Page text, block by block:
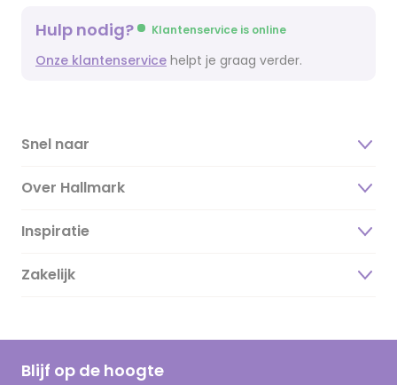
Hulp nodig? Klantenservice is online
Onze klantenservice helpt je graag verder.
Snel naar
Over Hallmark
Over ons
Duurzaamheid
Hallmark Kaartclub
Inspiratie
Magazine
Cadeau inspiratie
Kaartinspiratie
Zakelijk
Blijf op de hoogte